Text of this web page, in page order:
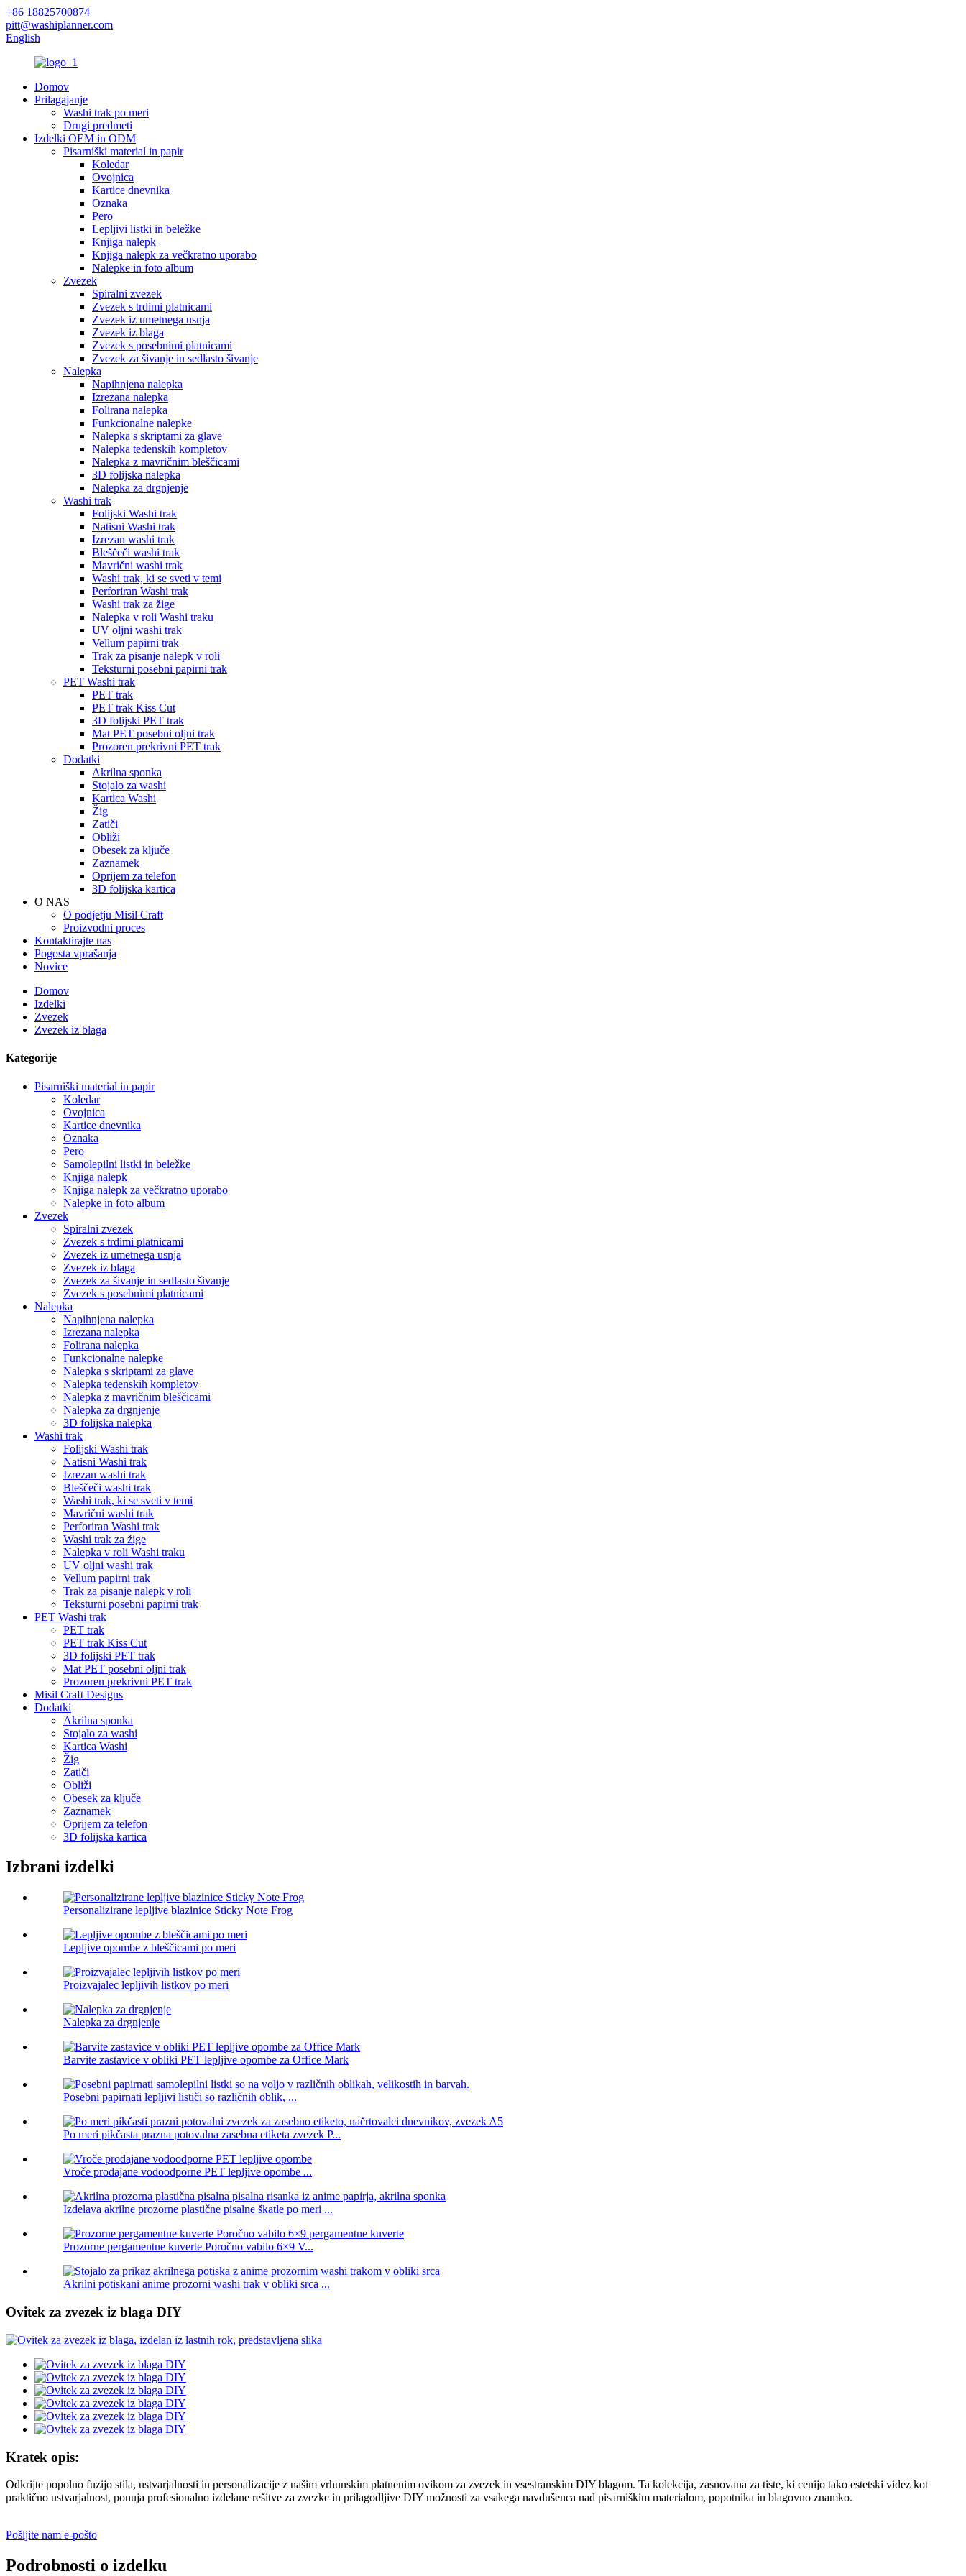
+86 18825700874
pitt@washiplanner.com
English
Domov
Prilagajanje
Washi trak po meri
Drugi predmeti
Izdelki OEM in ODM
Pisarniški material in papir
Koledar
Ovojnica
Kartice dnevnika
Oznaka
Pero
Lepljivi listki in beležke
Knjiga nalepk
Knjiga nalepk za večkratno uporabo
Nalepke in foto album
Zvezek
Spiralni zvezek
Zvezek s trdimi platnicami
Zvezek iz umetnega usnja
Zvezek iz blaga
Zvezek s posebnimi platnicami
Zvezek za šivanje in sedlasto šivanje
Nalepka
Napihnjena nalepka
Izrezana nalepka
Folirana nalepka
Funkcionalne nalepke
Nalepka s skriptami za glave
Nalepka tedenskih kompletov
Nalepka z mavričnim bleščicami
3D folijska nalepka
Nalepka za drgnjenje
Washi trak
Folijski Washi trak
Natisni Washi trak
Izrezan washi trak
Bleščeči washi trak
Mavrični washi trak
Washi trak, ki se sveti v temi
Perforiran Washi trak
Washi trak za žige
Nalepka v roli Washi traku
UV oljni washi trak
Vellum papirni trak
Trak za pisanje nalepk v roli
Teksturni posebni papirni trak
PET Washi trak
PET trak
PET trak Kiss Cut
3D folijski PET trak
Mat PET posebni oljni trak
Prozoren prekrivni PET trak
Dodatki
Akrilna sponka
Stojalo za washi
Kartica Washi
Žig
Zatiči
Obliži
Obesek za ključe
Zaznamek
Oprijem za telefon
3D folijska kartica
O NAS
O podjetju Misil Craft
Proizvodni proces
Kontaktirajte nas
Pogosta vprašanja
Novice
Domov
Izdelki
Zvezek
Zvezek iz blaga
Kategorije
Pisarniški material in papir
Koledar
Ovojnica
Kartice dnevnika
Oznaka
Pero
Samolepilni listki in beležke
Knjiga nalepk
Knjiga nalepk za večkratno uporabo
Nalepke in foto album
Zvezek
Spiralni zvezek
Zvezek s trdimi platnicami
Zvezek iz umetnega usnja
Zvezek iz blaga
Zvezek za šivanje in sedlasto šivanje
Zvezek s posebnimi platnicami
Nalepka
Napihnjena nalepka
Izrezana nalepka
Folirana nalepka
Funkcionalne nalepke
Nalepka s skriptami za glave
Nalepka tedenskih kompletov
Nalepka z mavričnim bleščicami
Nalepka za drgnjenje
3D folijska nalepka
Washi trak
Folijski Washi trak
Natisni Washi trak
Izrezan washi trak
Bleščeči washi trak
Washi trak, ki se sveti v temi
Mavrični washi trak
Perforiran Washi trak
Washi trak za žige
Nalepka v roli Washi traku
UV oljni washi trak
Vellum papirni trak
Trak za pisanje nalepk v roli
Teksturni posebni papirni trak
PET Washi trak
PET trak
PET trak Kiss Cut
3D folijski PET trak
Mat PET posebni oljni trak
Prozoren prekrivni PET trak
Misil Craft Designs
Dodatki
Akrilna sponka
Stojalo za washi
Kartica Washi
Žig
Zatiči
Obliži
Obesek za ključe
Zaznamek
Oprijem za telefon
3D folijska kartica
Izbrani izdelki
Personalizirane lepljive blazinice Sticky Note Frog
Lepljive opombe z bleščicami po meri
Proizvajalec lepljivih listkov po meri
Nalepka za drgnjenje
Barvite zastavice v obliki PET lepljive opombe za Office Mark
Posebni papirnati lepljivi lističi so različnih oblik, ...
Po meri pikčasta prazna potovalna zasebna etiketa zvezek P...
Vroče prodajane vodoodporne PET lepljive opombe ...
Izdelava akrilne prozorne plastične pisalne škatle po meri ...
Prozorne pergamentne kuverte Poročno vabilo 6×9 V...
Akrilni potiskani anime prozorni washi trak v obliki srca ...
Ovitek za zvezek iz blaga DIY
Kratek opis:
Odkrijte popolno fuzijo stila, ustvarjalnosti in personalizacije z našim vrhunskim platnenim ovikom za zvezek in vsestranskim DIY blagom. Ta kolekcija, zasnovana za tiste, ki cenijo tako estetski videz kot
praktično ustvarjalnost, ponuja profesionalno izdelane rešitve za zvezke in prilagodljive DIY možnosti za vsakega navdušenca nad pisarniškim materialom, popotnika in blagovno znamko.
Pošljite nam e-pošto
Podrobnosti o izdelku